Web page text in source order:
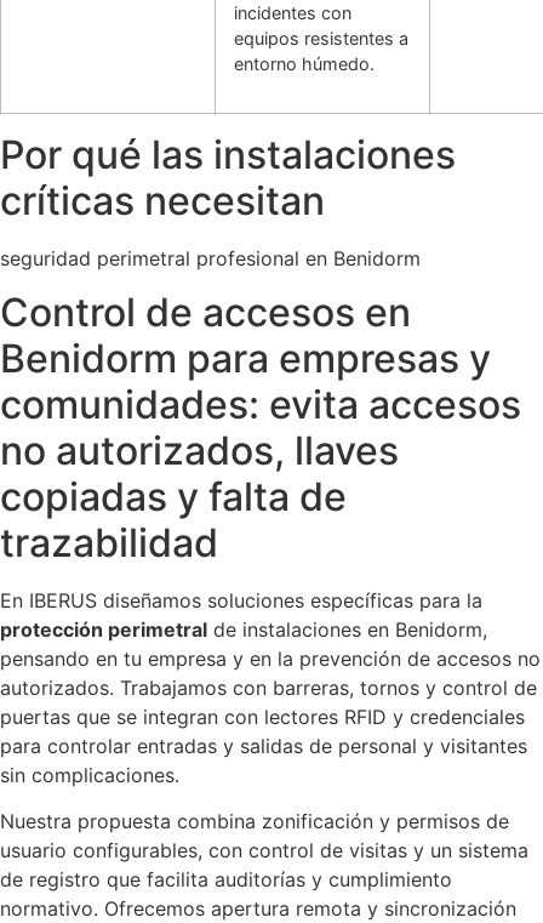
incidentes con
equipos resistentes a
entorno húmedo.
Por qué las instalaciones
críticas necesitan
seguridad perimetral profesional en Benidorm
Control de accesos en
Benidorm para empresas y
comunidades: evita accesos
no autorizados, llaves
copiadas y falta de
trazabilidad
En IBERUS diseñamos soluciones específicas para la
protección perimetral de instalaciones en Benidorm,
pensando en tu empresa y en la prevención de accesos no
autorizados. Trabajamos con barreras, tornos y control de
puertas que se integran con lectores RFID y credenciales
para controlar entradas y salidas de personal y visitantes
sin complicaciones.
Nuestra propuesta combina zonificación y permisos de
usuario configurables, con control de visitas y un sistema
de registro que facilita auditorías y cumplimiento
normativo. Ofrecemos apertura remota y sincronización